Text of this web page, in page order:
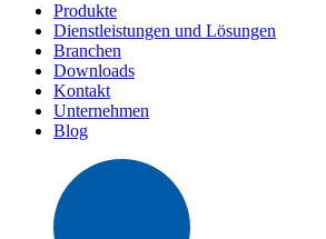
Produkte
Dienstleistungen und Lösungen
Branchen
Downloads
Kontakt
Unternehmen
Blog